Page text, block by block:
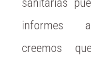
informes
creemos